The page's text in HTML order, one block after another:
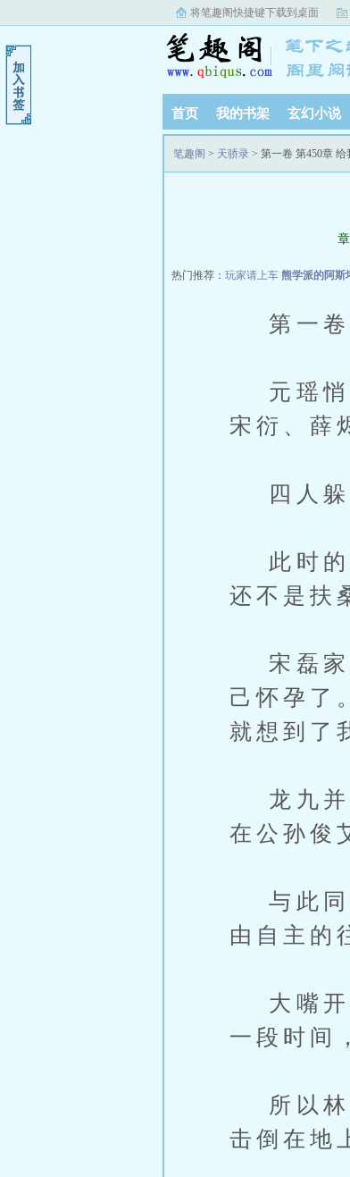
将笔趣阁快捷键下载到桌面
首页 我的书架 玄幻小说
笔趣阁 > 天骄录 > 第一卷 第450章 给
热门推荐： 玩家请上车 熊学派的阿斯
第一卷
元瑶悄
宋衍、薛
四人躲
此时的
还不是
宋磊家
己怀孕了
就想到了
龙九并
在公孙俊
与此同
由自主的
大嘴开
一段时间
所以林
击倒在地